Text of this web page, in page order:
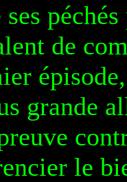
de
grande
le